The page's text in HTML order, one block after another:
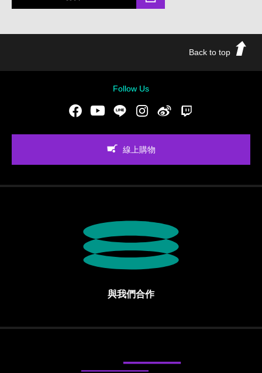
Back to top
Follow Us
FacebookYoutubeLINE Instgram新浪微博
線上購物
與我們合作